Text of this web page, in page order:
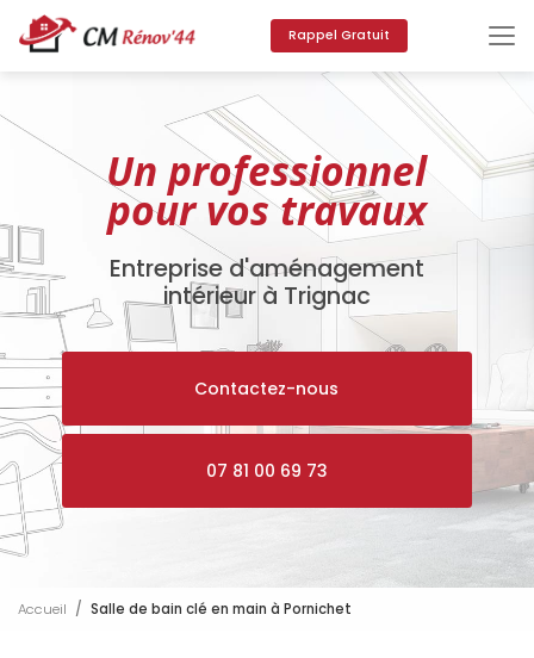
au
contenu
principal
Rappel Gratuit
Un professionnel
pour vos travaux
Entreprise d'aménagement
intérieur à Trignac
Contactez-nous
07 81 00 69 73
Accueil Salle de bain clé en main à Pornichet